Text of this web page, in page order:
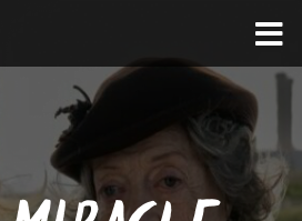
Agenda
Zien & Doen